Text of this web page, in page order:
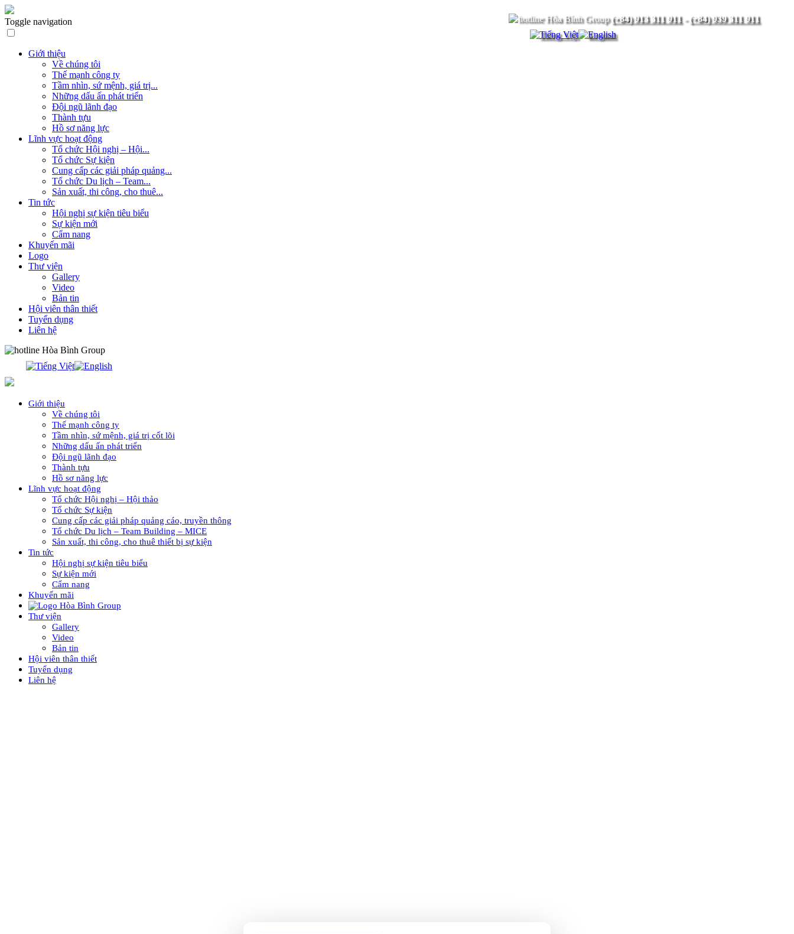
(+84) 913 311 911- (+84) 939 311 911
Toggle navigation
Giới thiệu
Về chúng tôi
Thế mạnh công ty
Tầm nhìn, sứ mệnh, giá trị...
Những dấu ấn phát triển
Đội ngũ lãnh đạo
Thành tựu
Hồ sơ năng lực
Lĩnh vực hoạt động
Tổ chức Hội nghị – Hội...
Tổ chức Sự kiện
Cung cấp các giải pháp quảng...
Tổ chức Du lịch – Team...
Sản xuất, thi công, cho thuê...
Tin tức
Hội nghị sự kiện tiêu biểu
Sự kiện mới
Cẩm nang
Khuyến mãi
Logo
Thư viện
Gallery
Video
Bản tin
Hội viên thân thiết
Tuyển dụng
Liên hệ
Giới thiệu
Về chúng tôi
Thế mạnh công ty
Tầm nhìn, sứ mệnh, giá trị cốt lõi
Những dấu ấn phát triển
Đội ngũ lãnh đạo
Thành tựu
Hồ sơ năng lực
Lĩnh vực hoạt động
Tổ chức Hội nghị – Hội thảo
Tổ chức Sự kiện
Cung cấp các giải pháp quảng cáo, truyền thông
Tổ chức Du lịch – Team Building – MICE
Sản xuất, thi công, cho thuê thiết bị sự kiện
Tin tức
Hội nghị sự kiện tiêu biểu
Sự kiện mới
Cẩm nang
Khuyến mãi
Thư viện
Gallery
Video
Bản tin
Hội viên thân thiết
Tuyển dụng
Liên hệ